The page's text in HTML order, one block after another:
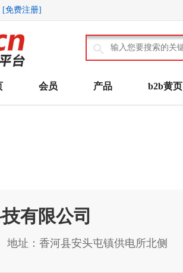
[免费注册]

会员 产品 b2b黄页
有限公司
：香河县安头屯镇供电所北侧